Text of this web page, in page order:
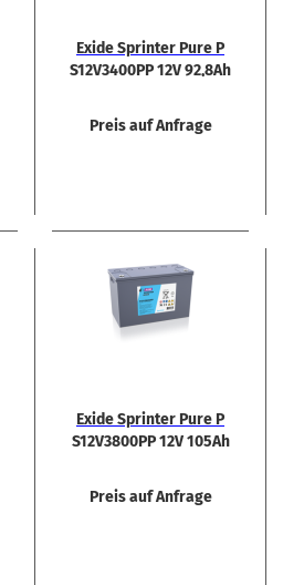
Exide Sprin­ter Pure P
S12V3400PP 12V 92,8Ah
Preis auf Anfrage
Exide Sprin­ter Pure P
S12V3800PP 12V 105Ah
Preis auf Anfrage